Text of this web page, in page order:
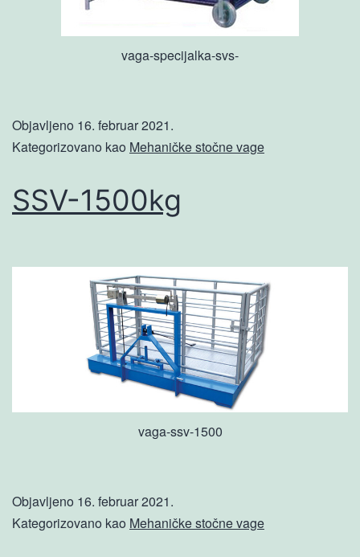
vaga-specijalka-svs-
Objavljeno 16. februar 2021.
Kategorizovano kao Mehaničke stočne vage
SSV-1500kg
vaga-ssv-1500
Objavljeno 16. februar 2021.
Kategorizovano kao Mehaničke stočne vage